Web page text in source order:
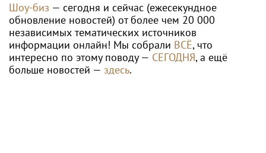
Шоу-биз — сегодня и сейчас (ежесекундное
обновление новостей) от более чем 20 000
независимых тематических источников
информации онлайн! Мы собрали ВСЁ, что
интересно по этому поводу — СЕГОДНЯ, а ещё
больше новостей — здесь.